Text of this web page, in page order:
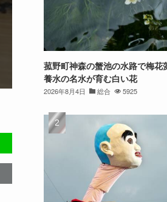
菰野町神森の蟹池の水路で梅
養水の名水が育む白い花
2026年8月4日 総合 5925